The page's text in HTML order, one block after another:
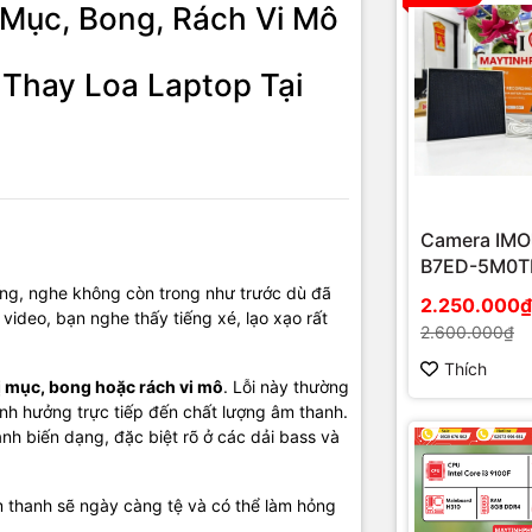
Bong, Rách Vi Mô
Loa Laptop Tại
nghe không còn trong như trước dù đã
bạn nghe thấy tiếng xé, lạo xạo rất
bong hoặc rách vi mô. Lỗi này thường
hưởng trực tiếp đến chất lượng âm thanh.
biến dạng, đặc biệt rõ ở các dải bass và
sẽ ngày càng tệ và có thể làm hỏng
Camera
B7ED-
mặt trời
2.250.000₫
2.600.000₫
Thích
xé, lạo xạo khi phát nhạc.
thì âm thanhhoàn toàn bình thường
& bộ phận cần chú ý
– phải.
loa.
phục sơ bộ tại cửa hàng